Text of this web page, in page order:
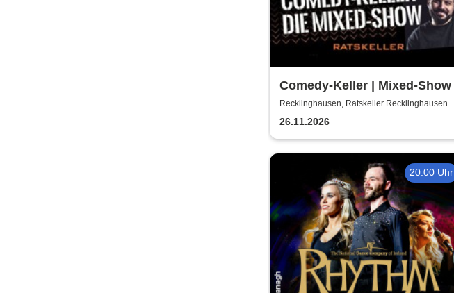
Comedy-Keller | Mixed-Show
Recklinghausen, Ratskeller Recklinghausen
26.11.2026
20:00 Uhr